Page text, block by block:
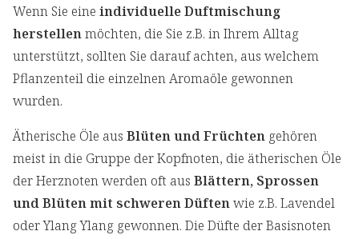
Wenn Sie eine individuelle Duftmischung
herstellenmöchten, die Sie z.B. in Ihrem Alltag
unterstützt, sollten Sie darauf achten, aus welchem
Pflanzenteil die einzelnen Aromaöle gewonnen
wurden.
Ätherische Öle aus Blüten und Früchten gehören
meist in die Gruppe der Kopfnoten, die ätherischen Öle
der Herznoten werden oft aus Blättern, Sprossen
und Blüten mit schweren Düftenwie z.B. Lavendel
oder Ylang Ylang gewonnen. Die Düfte der Basisnoten